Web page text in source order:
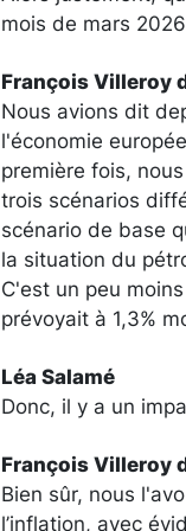
mois de mars
François Villeroy
Nous avions dit
l'économie
première fois,
trois scénarios
scénario de base
la situation du
C'est un peu
prévoyait à 1,3%
Léa Salamé
Donc, il y a un
François Villeroy
Bien sûr, nous
l’inflation, avec